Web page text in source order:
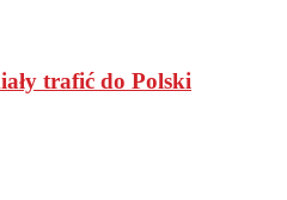
trafić do Polski